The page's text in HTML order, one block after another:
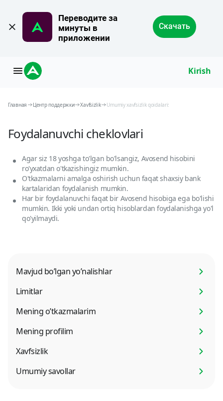
Переводите за
минуты в
приложении
Скачать
Kirish
Главная Центр поддержки Xavfsizlik Umumiy xavfsizlik qoidalari:
Foydalanuvchi cheklovlari
Agar siz 18 yoshga to'lgan bo'lsangiz, Avosend hisobini
ro'yxatdan o'tkazishingiz mumkin.
O'tkazmalarni amalga oshirish uchun faqat shaxsiy bank
kartalaridan foydalanish mumkin.
Har bir foydalanuvchi faqat bir Avosend hisobiga ega bo'lishi
mumkin. Ikki yoki undan ortiq hisoblardan foydalanishga yo'l
qo'yilmaydi.
Mavjud bo’lgan yo’nalishlar
Limitlar
Mening o’tkazmalarim
Mening profilim
Xavfsizlik
Umumiy savollar